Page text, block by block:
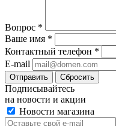
Вопрос *
Ваше имя *
Контактный телефон *
E-mail
Сбросить
Подписывайтесь
на новости и акции
Новости магазина